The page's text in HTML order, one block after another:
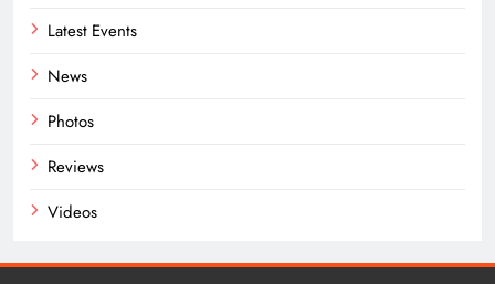
Latest Events
News
Photos
Reviews
Videos